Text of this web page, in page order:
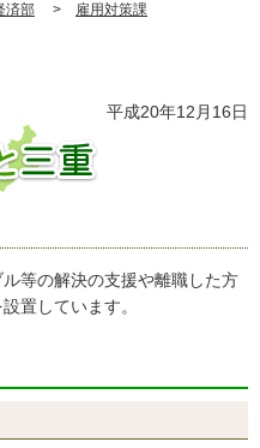
済部 > 雇用対策課
平成20年12月16日
等の解決の支援や離職した方
置しています。